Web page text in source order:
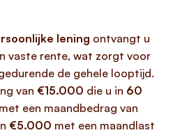
lening ontvangt u
vaste rente, wat zorgt voor
de gehele looptijd.
van €15.000 die u in 60
een maandbedrag van
€5.000 met een maandlast